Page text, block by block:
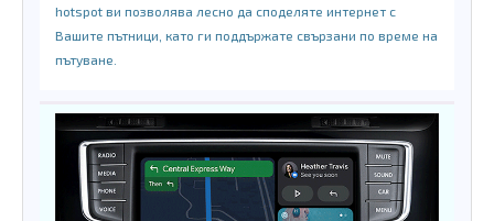
hotspot ви позволява лесно да споделяте интернет с
Вашите пътници, като ги поддържате свързани по време на
пътуване.